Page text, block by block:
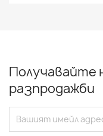
Получавайте
разпродажби